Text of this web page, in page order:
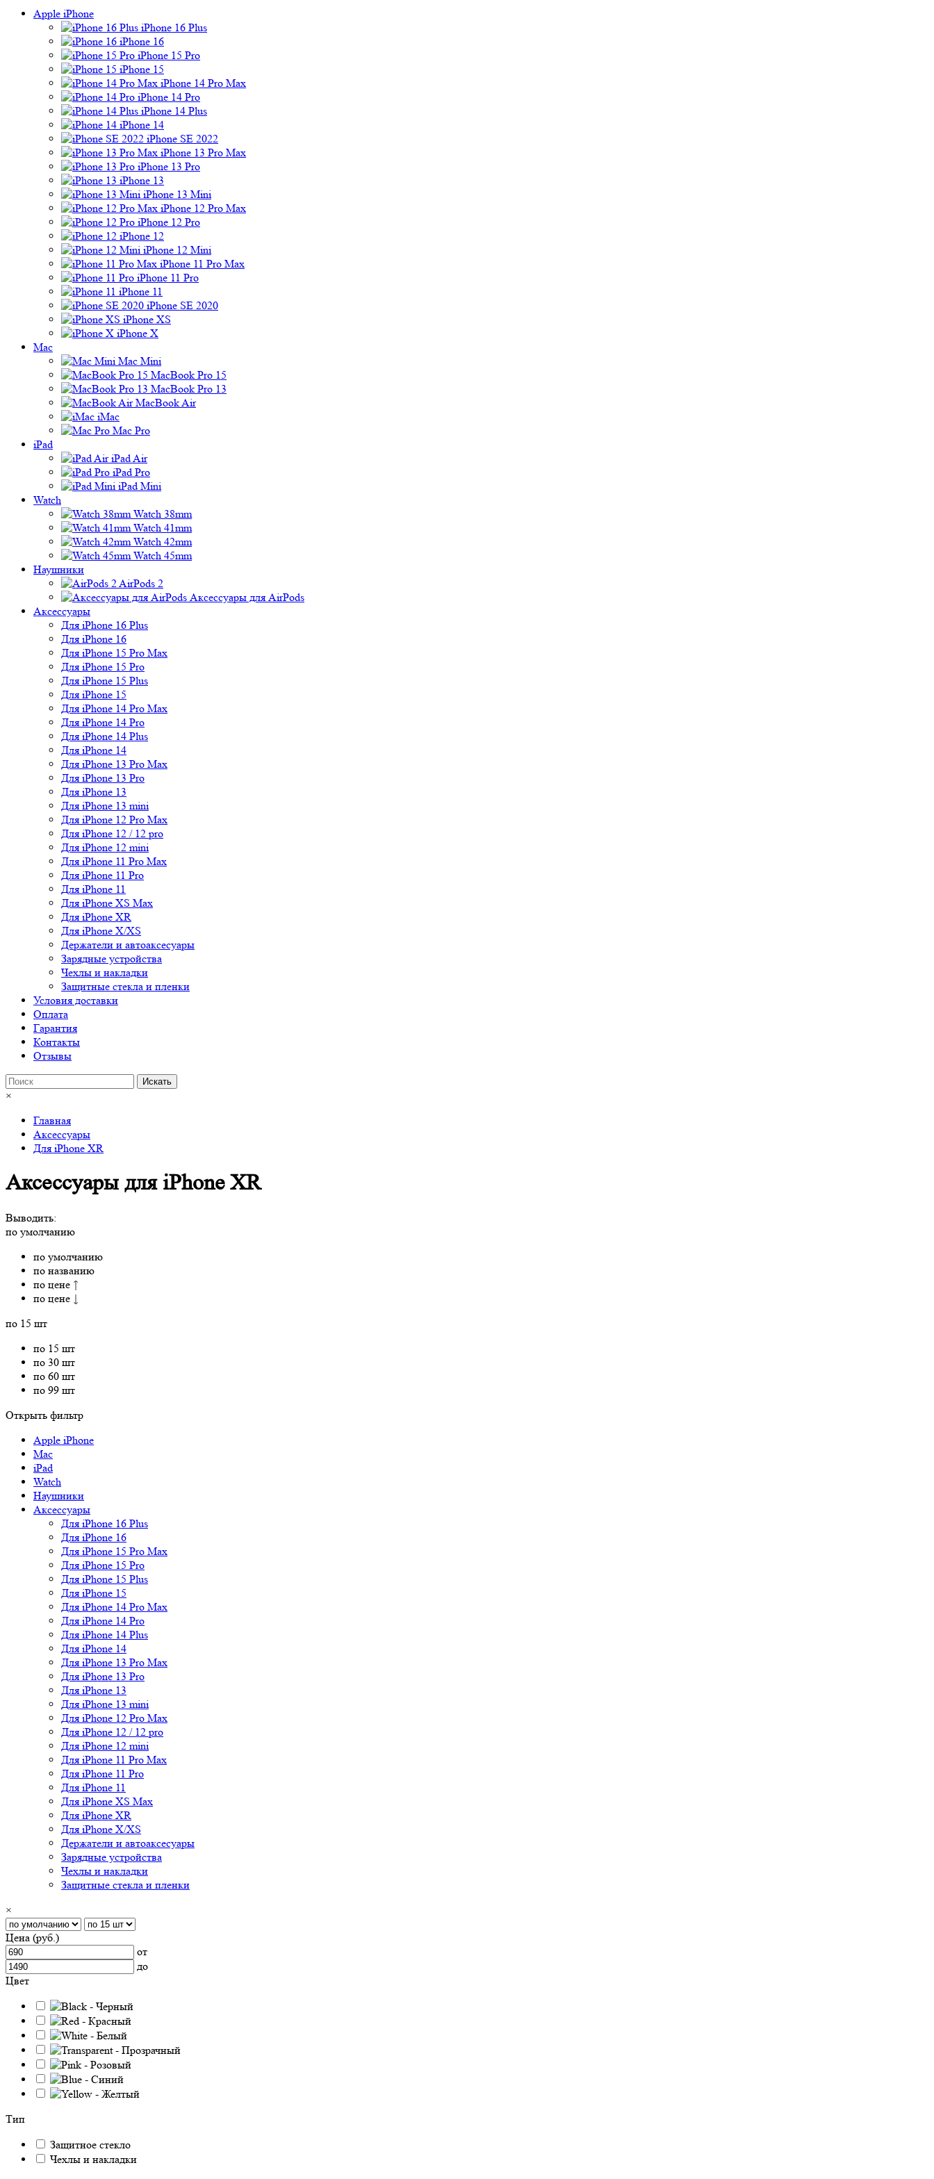
Apple iPhone
iPhone 16 Plus
iPhone 16
iPhone 15 Pro
iPhone 15
iPhone 14 Pro Max
iPhone 14 Pro
iPhone 14 Plus
iPhone 14
iPhone SE 2022
iPhone 13 Pro Max
iPhone 13 Pro
iPhone 13
iPhone 13 Mini
iPhone 12 Pro Max
iPhone 12 Pro
iPhone 12
iPhone 12 Mini
iPhone 11 Pro Max
iPhone 11 Pro
iPhone 11
iPhone SE 2020
iPhone XS
iPhone X
Mac
Mac Mini
MacBook Pro 15
MacBook Pro 13
MacBook Air
iMac
Mac Pro
iPad
iPad Air
iPad Pro
iPad Mini
Watch
Watch 38mm
Watch 41mm
Watch 42mm
Watch 45mm
Наушники
AirPods 2
Аксессуары для AirPods
Аксессуары
Для iPhone 16 Plus
Для iPhone 16
Для iPhone 15 Pro Max
Для iPhone 15 Pro
Для iPhone 15 Plus
Для iPhone 15
Для iPhone 14 Pro Max
Для iPhone 14 Pro
Для iPhone 14 Plus
Для iPhone 14
Для iPhone 13 Pro Max
Для iPhone 13 Pro
Для iPhone 13
Для iPhone 13 mini
Для iPhone 12 Pro Max
Для iPhone 12 / 12 pro
Для iPhone 12 mini
Для iPhone 11 Pro Max
Для iPhone 11 Pro
Для iPhone 11
Для iPhone XS Max
Для iPhone XR
Для iPhone X/XS
Держатели и автоаксесуары
Зарядные устройства
Чехлы и накладки
Защитные стекла и пленки
Условия доставки
Оплата
Гарантия
Контакты
Отзывы
×
Главная
Аксессуары
Для iPhone XR
Аксессуары для iPhone XR
Выводить:
по умолчанию
по умолчанию
по названию
по цене ↑
по цене ↓
по 15 шт
по 15 шт
по 30 шт
по 60 шт
по 99 шт
Открыть фильтр
Apple iPhone
Mac
iPad
Watch
Наушники
Аксессуары
Для iPhone 16 Plus
Для iPhone 16
Для iPhone 15 Pro Max
Для iPhone 15 Pro
Для iPhone 15 Plus
Для iPhone 15
Для iPhone 14 Pro Max
Для iPhone 14 Pro
Для iPhone 14 Plus
Для iPhone 14
Для iPhone 13 Pro Max
Для iPhone 13 Pro
Для iPhone 13
Для iPhone 13 mini
Для iPhone 12 Pro Max
Для iPhone 12 / 12 pro
Для iPhone 12 mini
Для iPhone 11 Pro Max
Для iPhone 11 Pro
Для iPhone 11
Для iPhone XS Max
Для iPhone XR
Для iPhone X/XS
Держатели и автоаксесуары
Зарядные устройства
Чехлы и накладки
Защитные стекла и пленки
×
Цена (руб.)
от
до
Цвет
Тип
Защитное стекло
Чехлы и накладки